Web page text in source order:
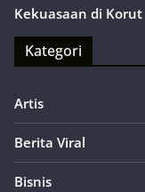
Kekuasaan di Korut
Kategori
Artis
Berita Viral
Bisnis